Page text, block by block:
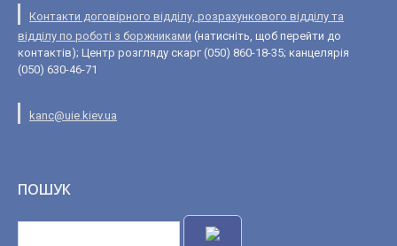
Контакти договірного відділу, розрахункового відділу та
відділу по роботі з боржниками (натисніть, щоб перейти до
контактів); Центр розгляду скарг (050) 860-18-35; канцелярія
(050) 630-46-71
kanc@uie.kiev.ua
ПОШУК